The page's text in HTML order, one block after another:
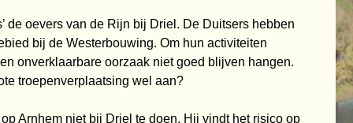
de oevers van de Rijn bij Driel. De Duitsers hebben
bij de Westerbouwing. Om hun activiteiten
onverklaarbare oorzaak niet goed blijven hangen.
troepenverplaatsing wel aan?
Arnhem niet bij Driel te doen. Hij vindt het risico op